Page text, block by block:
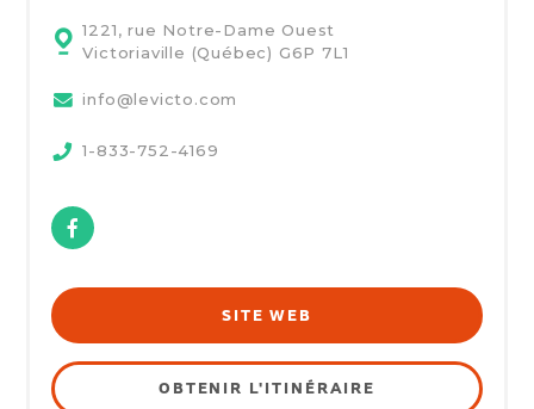
1221, rue Notre-Dame Ouest
Victoriaville (Québec) G6P 7L1
info@levicto.com
1-833-752-4169
Facebook
SITE WEB
OBTENIR L'ITINÉRAIRE